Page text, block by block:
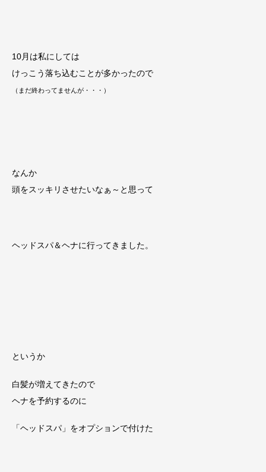
10月は私にしては
けっこう落ち込むことが多かったので
（まだ終わってませんが・・・）
なんか
頭をスッキリさせたいなぁ～と思って
ヘッドスパ＆ヘナに行ってきました。
というか
白髪が増えてきたので
ヘナを予約するのに
「ヘッドスパ」をオプションで付けた